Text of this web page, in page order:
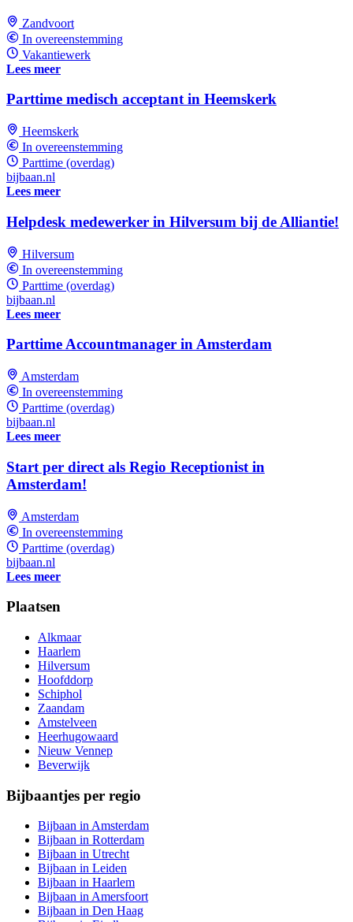
Zandvoort
In overeenstemming
Vakantiewerk
Lees meer
Parttime medisch acceptant in Heemskerk
Heemskerk
In overeenstemming
Parttime (overdag)
bijbaan.nl
Lees meer
Helpdesk medewerker in Hilversum bij de Alliantie!
Hilversum
In overeenstemming
Parttime (overdag)
bijbaan.nl
Lees meer
Parttime Accountmanager in Amsterdam
Amsterdam
In overeenstemming
Parttime (overdag)
bijbaan.nl
Lees meer
Start per direct als Regio Receptionist in
Amsterdam!
Amsterdam
In overeenstemming
Parttime (overdag)
bijbaan.nl
Lees meer
Plaatsen
Alkmaar
Haarlem
Hilversum
Hoofddorp
Schiphol
Zaandam
Amstelveen
Heerhugowaard
Nieuw Vennep
Beverwijk
Bijbaantjes per regio
Bijbaan in Amsterdam
Bijbaan in Rotterdam
Bijbaan in Utrecht
Bijbaan in Leiden
Bijbaan in Haarlem
Bijbaan in Amersfoort
Bijbaan in Den Haag